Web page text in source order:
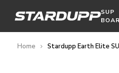
SUP
Home Stardupp Earth Elite